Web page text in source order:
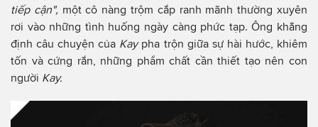
tiếp cận", một cô nàng trộm cắp ranh mãnh thường xuyên
rơi vào những tình huống ngày càng phức tạp. Ông khẳng
định câu chuyện của Kay pha trộn giữa sự hài hước, khiêm
tốn và cứng rắn, những phẩm chất cần thiết tạo nên con
người Kay.